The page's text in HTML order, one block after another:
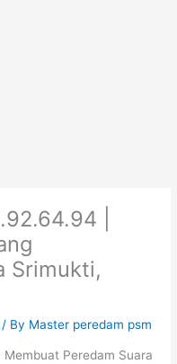
|
Srimukti,
/ By Master peredam psm
Peredam Suara